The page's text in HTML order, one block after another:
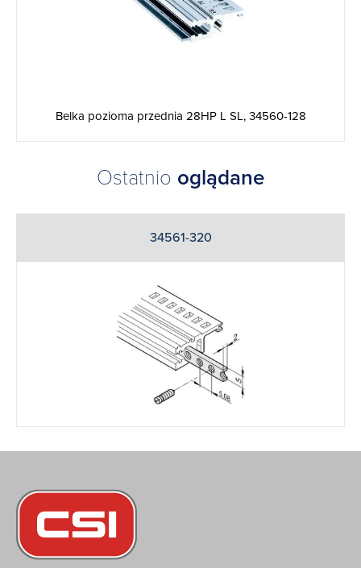
Belka pozioma przednia 28HP L SL, 34560-128
Ostatnio oglądane
34561-320